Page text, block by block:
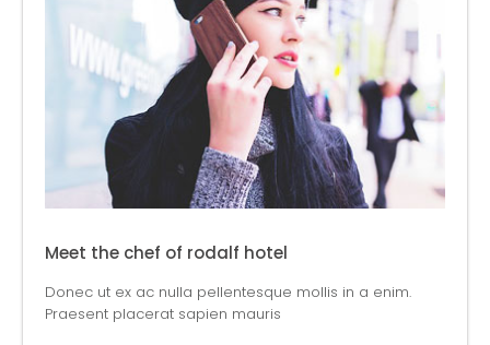
Meet the chef of rodalf hotel
Donec ut ex ac nulla pellentesque mollis in a enim.
Praesent placerat sapien mauris